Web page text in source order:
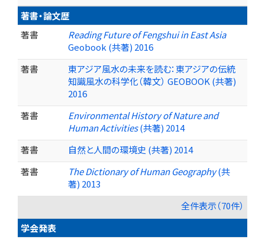
著書・論文歴
著書
Reading Future of Fengshui in East Asia
Geobook (共著) 2016
著書
東アジア風水の未来を読む：東アジアの伝統
知識風水の科学化（韓文） GEOBOOK (共著)
2016
著書
Environmental History of Nature and
Human Activities(共著) 2014
著書
自然と人間の環境史 (共著) 2014
著書
The Dictionary of Human Geography(共
著) 2013
全件表示（70件）
学会発表